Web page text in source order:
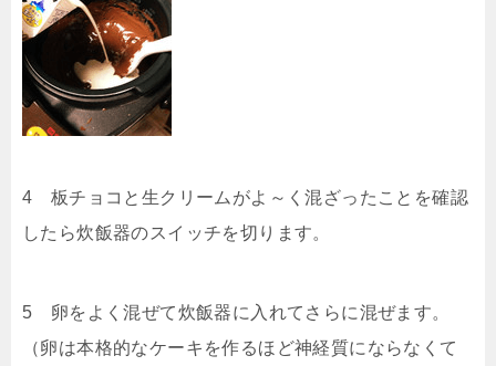
4 板チョコと生クリームがよ～く混ざったことを確認
したら炊飯器のスイッチを切ります。
5 卵をよく混ぜて炊飯器に入れてさらに混ぜます。
（卵は本格的なケーキを作るほど神経質にならなくて